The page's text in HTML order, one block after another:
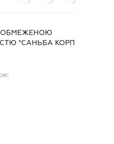
ОБМЕЖЕНОЮ
"САНЬБА КОРП